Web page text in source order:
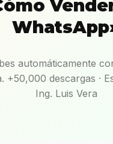
automáticamente
+50,000 descargas ·
Ing. Luis Vera